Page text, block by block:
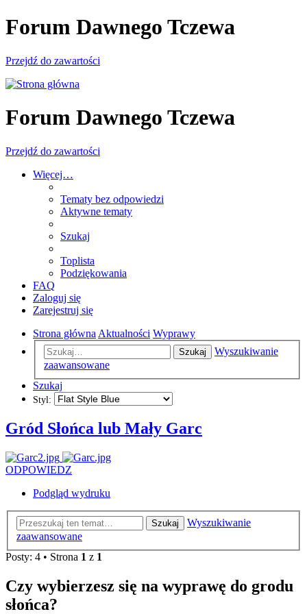
Forum Dawnego Tczewa
Przejdź do zawartości
Forum Dawnego Tczewa
Przejdź do zawartości
Więcej…
Tematy bez odpowiedzi
Aktywne tematy
Szukaj
Toplista
Podziękowania
FAQ
Zaloguj się
Zarejestruj się
Strona główna Aktualności Wyprawy
Szukaj
Wyszukiwanie
zaawansowane
Szukaj
Styl:
Gród Słońca lub Mały Garc
ODPOWIEDZ
Podgląd wydruku
Szukaj
Wyszukiwanie
zaawansowane
Posty: 4 • Strona 1 z 1
Czy wybierzesz się na wyprawę do grodu
słońca?